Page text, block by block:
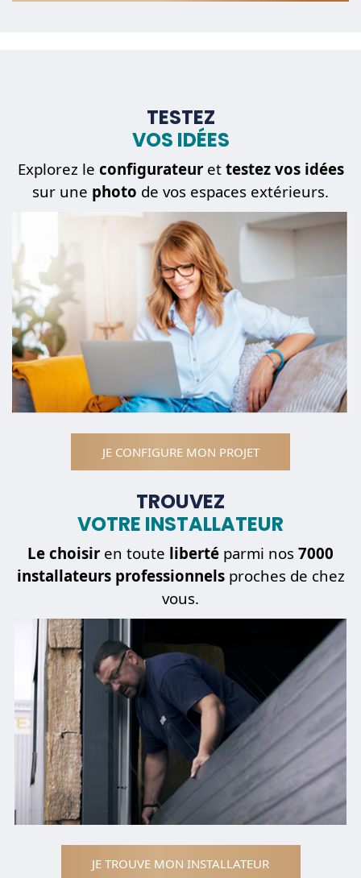
TESTEZ
VOS IDÉES
Explorez le configurateuret testez vos idées
sur une photo de vos espaces extérieurs.
JE CONFIGURE MON PROJET
TROUVEZ
VOTRE INSTALLATEUR
Le choisir en toute liberté parmi nos 7000
installateurs professionnelsproches de chez
vous.
JE TROUVE MON INSTALLATEUR